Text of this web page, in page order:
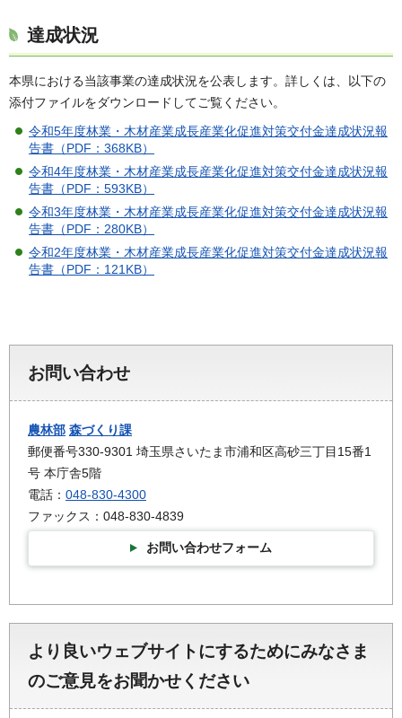
達成状況
本県における当該事業の達成状況を公表します。詳しくは、以下の
添付ファイルをダウンロードしてご覧ください。
令和5年度林業・木材産業成長産業化促進対策交付金達成状況報
告書（PDF：368KB）
令和4年度林業・木材産業成長産業化促進対策交付金達成状況報
告書（PDF：593KB）
令和3年度林業・木材産業成長産業化促進対策交付金達成状況報
告書（PDF：280KB）
令和2年度林業・木材産業成長産業化促進対策交付金達成状況報
告書（PDF：121KB）
お問い合わせ
農林部 森づくり課
郵便番号330-9301 埼玉県さいたま市浦和区高砂三丁目15番1
号 本庁舎5階
電話： 048-830-4300
ファックス：048-830-4839
お問い合わせフォーム
より良いウェブサイトにするためにみなさま
のご意見をお聞かせください